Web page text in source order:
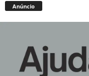
Anúncio